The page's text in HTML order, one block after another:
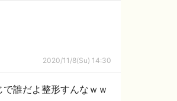
2020/11/8(Su) 14:30
誰だよ整形すんなｗｗ